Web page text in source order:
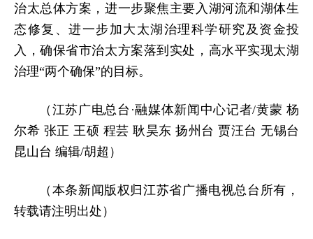
治太总体方案，进一步聚焦主要入湖河流和湖体生
态修复、进一步加大太湖治理科学研究及资金投
入，确保省市治太方案落到实处，高水平实现太湖
治理“两个确保”的目标。
（江苏广电总台·融媒体新闻中心记者/黄蒙 杨
尔希 张正 王硕 程芸 耿昊东 扬州台 贾汪台 无锡台
昆山台 编辑/胡超）
（本条新闻版权归江苏省广播电视总台所有，
转载请注明出处）